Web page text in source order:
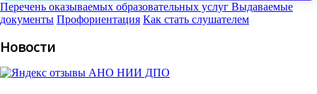
Перечень оказываемых образовательных услуг Выдаваемые
документы Профориентация Как стать слушателем
Новости